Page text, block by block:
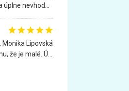
. Monika Lipovská